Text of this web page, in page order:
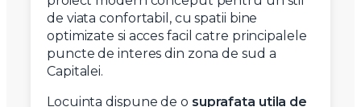
de viata confortabil, cu spatii bine
optimizate si acces facil catre principalele
puncte de interes din zona de sud a
Capitalei.
Locuinta dispune de o suprafata utila de